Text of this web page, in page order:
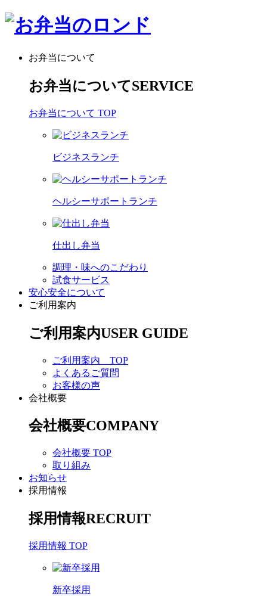
お弁当について
お弁当についてSERVICE
お弁当について TOP
ビジネスランチ
ヘルシーサポートランチ
仕出し弁当
調理・味へのこだわり
試食サービス
安心安全について
ご利用案内
ご利用案内USER GUIDE
ご利用案内 TOP
よくあるご質問
お客様の声
会社概要
会社概要COMPANY
会社概要 TOP
取り組み
お知らせ
採用情報
採用情報RECRUIT
採用情報 TOP
新卒採用